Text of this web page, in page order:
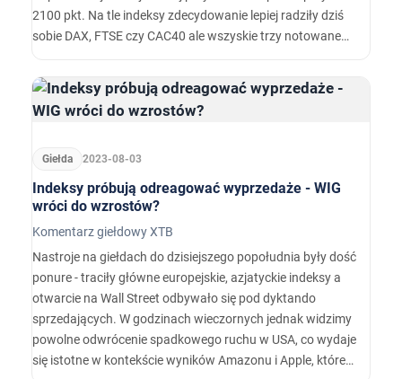
2100 pkt. Na tle indeksy zdecydowanie lepiej radziły dziś
sobie DAX, FTSE czy CAC40 ale wszyskie trzy notowane
zysków i przysłowiowe uchodzenie powietrza z
giełdowego balonika nałożyła decyzja Fitch Ratings.
Giełda 2023-08-03
Indeksy próbują odreagować wyprzedaże - WIG
wróci do wzrostów?
Komentarz giełdowy XTB
Nastroje na giełdach do dzisiejszego popołudnia były dość
ponure - traciły główne europejskie, azjatyckie indeksy a
otwarcie na Wall Street odbywało się pod dyktando
sprzedających. W godzinach wieczornych jednak widzimy
powolne odwrócenie spadkowego ruchu w USA, co wydaje
się istotne w kontekście wyników Amazonu i Apple, które